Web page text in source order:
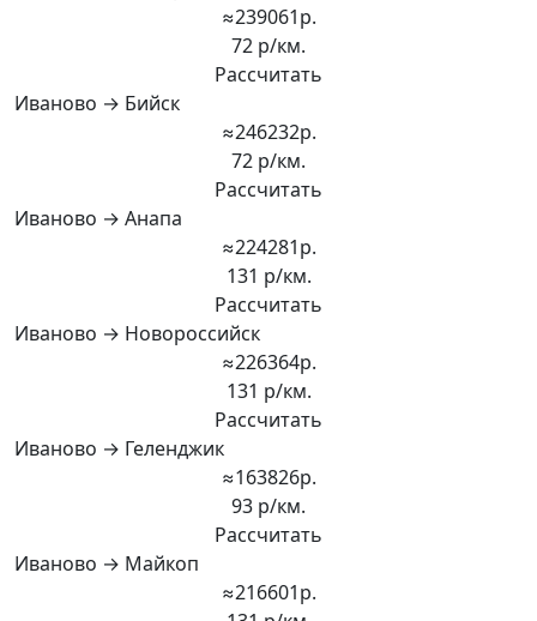
≈239061р.
72 р/км.
Рассчитать
Иваново → Бийск
≈246232р.
72 р/км.
Рассчитать
Иваново → Анапа
≈224281р.
131 р/км.
Рассчитать
Иваново → Новороссийск
≈226364р.
131 р/км.
Рассчитать
Иваново → Геленджик
≈163826р.
93 р/км.
Рассчитать
Иваново → Майкоп
≈216601р.